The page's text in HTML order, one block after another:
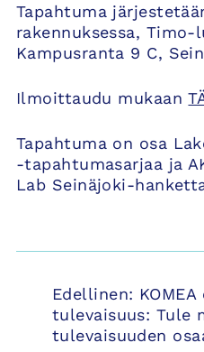
Tapahtuma
rakennuksessa, Timo-
Kampusranta 9 C,
Ilmoittaudu mukaan
Tapahtuma on osa
-tapahtumasarjaa ja
Lab Seinäjoki-
Artikkelien
selaus
Edellinen:
tulevaisuus: Tule
tulevaisuuden